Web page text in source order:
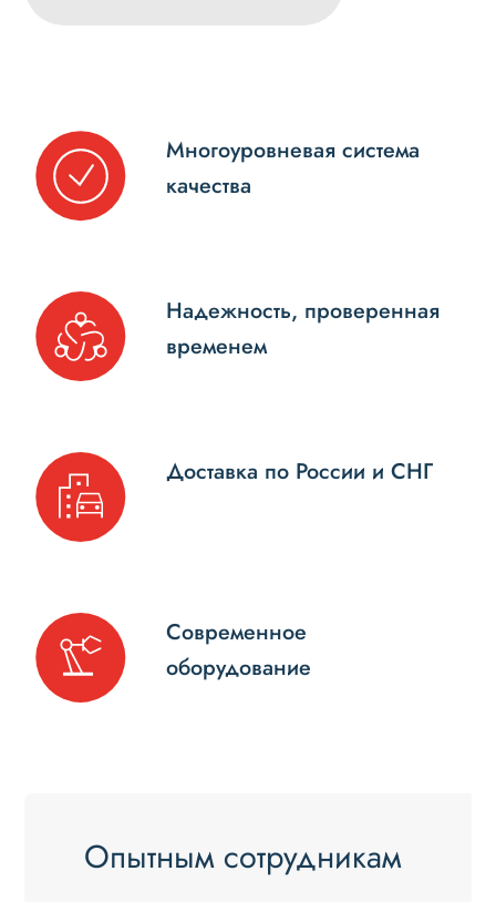
Многоуровневая система
качества
Надежность, проверенная
временем
Доставка по России и СНГ
Современное
оборудование
Опытным сотрудникам